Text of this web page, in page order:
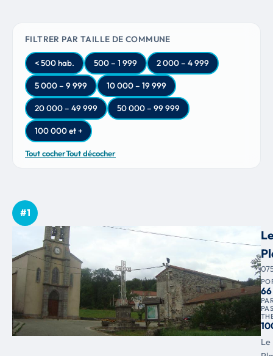
FILTRER PAR TAILLE DE COMMUNE
< 500 hab. 500 – 1 999 2 000 – 4 999
5 000 – 9 999 10 000 – 19 999
20 000 – 49 999 50 000 – 99 999
100 000 et +
Tout cocherTout décocher
#1
Le